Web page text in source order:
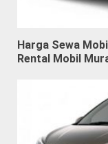
Harga Sewa
Rental Mobil